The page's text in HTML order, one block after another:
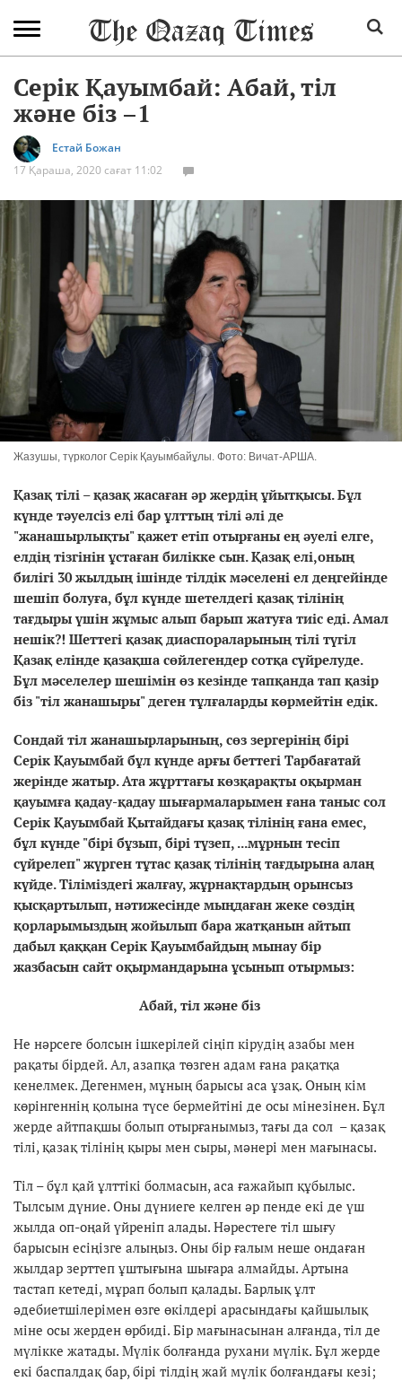
Серік Қауымбай: Абай, тіл
және біз –1
Естай Божан
17 Қараша, 2020 сағат 11:02
Жазушы, түрколог Серік Қауымбайұлы. Фото: Вичат-АРША.
Қазақ тілі – қазақ жасаған әр жердің ұйытқысы. Бұл
күнде тәуелсіз елі бар ұлттың тілі әлі де
"жанашырлықты" қажет етіп отырғаны ең әуелі елге,
елдің тізгінін ұстаған билікке сын. Қазақ елі,оның
билігі 30 жылдың ішінде тілдік мәселені ел деңгейінде
шешіп болуға, бұл күнде шетелдегі қазақ тілінің
тағдыры үшін жұмыс алып барып жатуға тиіс еді. Амал
нешік?! Шеттегі қазақ диаспораларының тілі түгіл
Қазақ елінде қазақша сөйлегендер сотқа сүйрелуде.
Бұл мәселелер шешімін өз кезінде тапқанда тап қазір
біз "тіл жанашыры" деген тұлғаларды көрмейтін едік.
Сондай тіл жанашырларының, сөз зергерінің бірі
Серік Қауымбай бұл күнде арғы беттегі Тарбағатай
жерінде жатыр. Ата жұрттағы көзқарақты оқырман
қауымға қадау-қадау шығармаларымен ғана таныс сол
Серік Қауымбай Қытайдағы қазақ тілінің ғана емес,
бұл күнде "бірі бұзып, бірі түзеп, ...мұрнын тесіп
сүйрелеп" жүрген тұтас қазақ тілінің тағдырына алаң
күйде. Тіліміздегі жалғау, жұрнақтардың орынсыз
қысқартылып, нәтижесінде мыңдаған жеке сөздің
қорларымыздың жойылып бара жатқанын айтып
дабыл қаққан Серік Қауымбайдың мынау бір
жазбасын сайт оқырмандарына ұсынып отырмыз:
Абай, тіл және біз
Не нәрсеге болсын ішкерілей сіңіп кірудің азабы мен
рақаты бірдей. Ал, азапқа төзген адам ғана рақатқа
кенелмек. Дегенмен, мұның барысы аса ұзақ. Оның кім
көрінгеннің қолына түсе бермейтіні де осы мінезінен. Бұл
жерде айтпақшы болып отырғанымыз, тағы да сол – қазақ
тілі, қазақ тілінің қыры мен сыры, мәнері мен мағынасы.
Тіл – бұл қай ұлттікі болмасын, аса ғажайып құбылыс.
Тылсым дүние. Оны дүниеге келген әр пенде екі де үш
жылда оп-оңай үйреніп алады. Нәрестеге тіл шығу
барысын есіңізге алыңыз. Оны бір ғалым неше ондаған
жылдар зерттеп ұштығына шығара алмайды. Артына
тастап кетеді, мұрап болып қалады. Барлық ұлт
әдебиетшілерімен өзге өкілдері арасындағы қайшылық
міне осы жерден өрбиді. Бір мағынасынан алғанда, тіл де
мүлікке жатады. Мүлік болғанда рухани мүлік. Бұл жерде
екі баспалдақ бар, бірі тілдің жай мүлік болғандағы кезі;